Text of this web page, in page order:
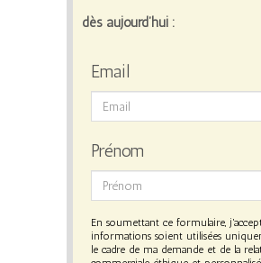
dès aujourd’hui :
Email
Prénom
En soumettant ce formulaire,
informations soient utilisées
le cadre de ma demande et de la